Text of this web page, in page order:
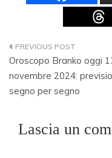
Navigazione
articoli
Oroscopo Branko oggi
novembre 2024:
segno per segno
Lascia un